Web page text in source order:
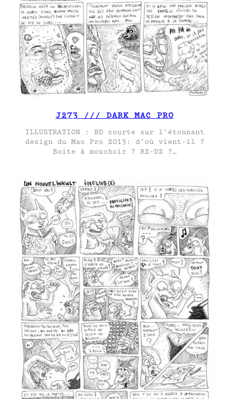
J273 /// DARK MAC PRO
ILLUSTRATION : BD courte sur l’étonnant
design du Mac Pro 2013: d’où vient-il ?
Boite à mouchoir ? R2-D2 ?…